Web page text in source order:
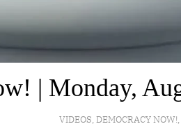
| Monday,
VIDEOS, DEMOCRACY NOW!,